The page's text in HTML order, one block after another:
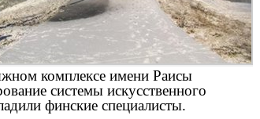
комплексе имени Раисы
системы искусственного
финские специалисты.